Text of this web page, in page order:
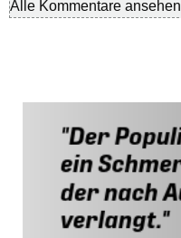
Alle Kommentare ansehen